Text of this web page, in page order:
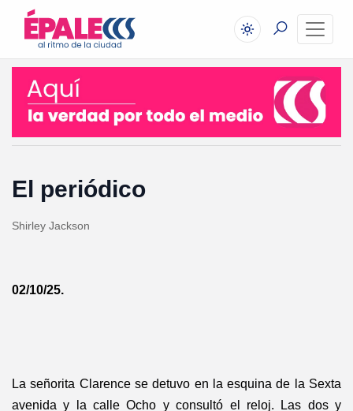
El periódico
Shirley Jackson
02/10/25.
La señorita Clarence se detuvo en la esquina de la Sexta
avenida y la calle Ocho y consultó el reloj. Las dos y